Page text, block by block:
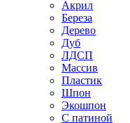
Акрил
Береза
Дерево
Дуб
ЛДСП
Массив
Пластик
Шпон
Экошпон
С патиной